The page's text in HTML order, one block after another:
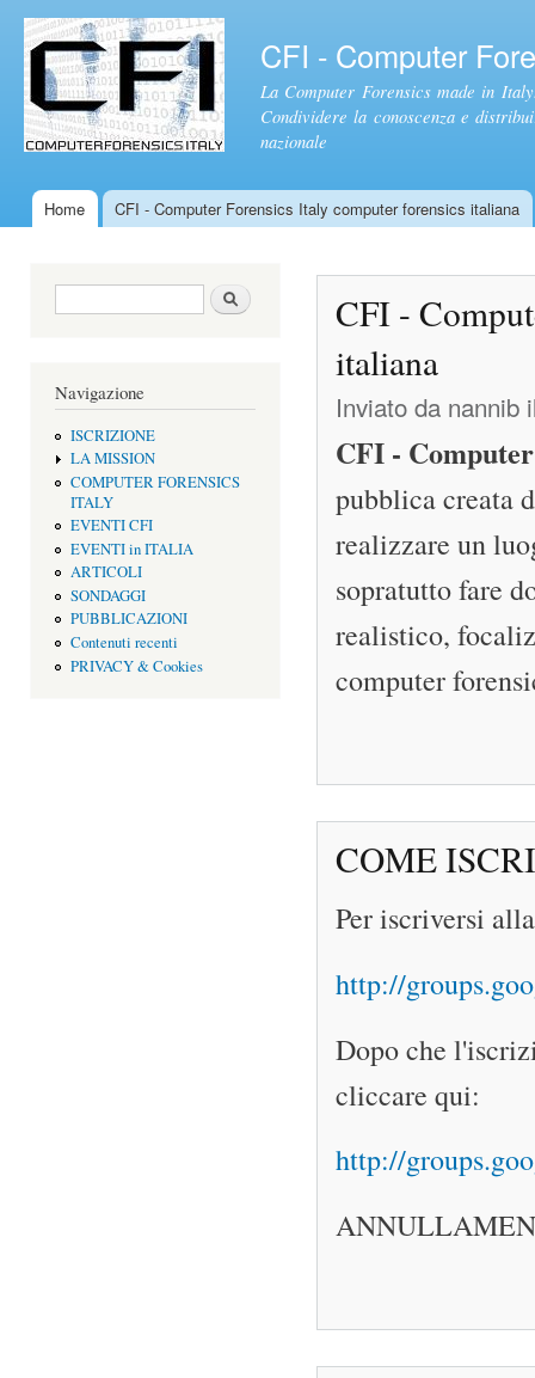
CFI - Computer
La Computer Forensics made in
Condividere la conoscenza e
nazionale
Menu principale
Home CFI - Computer Forensics Italy computer forensics italiana
Form di ricerca Cerca
Navigazione
ISCRIZIONE
LA MISSION
COMPUTER FORENSICS
ITALY
EVENTI CFI
EVENTI in ITALIA
ARTICOLI
SONDAGGI
PUBBLICAZIONI
Contenuti recenti
PRIVACY & Cookies
CFI -
italiana
Inviato da nannib
CFI -
pubblica creata
realizzare un
sopratutto fare
realistico,
computer
COME
Per iscriversi
http://
Dopo che
cliccare qui:
http://